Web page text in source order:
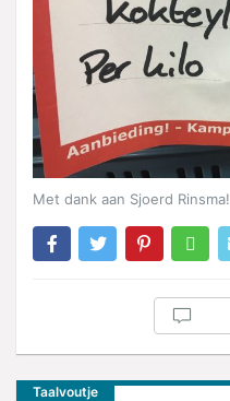
Met dank aan Sjoerd Rinsma!
Taalvoutje